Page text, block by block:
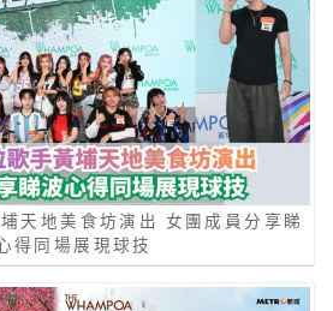
天地美食坊演出 女團成員分享睇
得同場展現球技